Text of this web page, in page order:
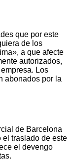
que por este
de los
a que afecte
autorizados,
Los
abonados por la
de Barcelona
traslado de este
el devengo